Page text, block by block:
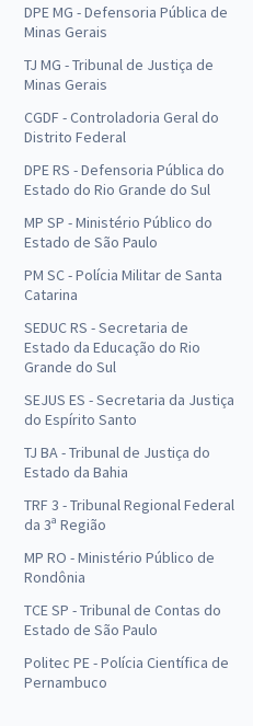
DPE MG - Defensoria Pública de
Minas Gerais
TJ MG - Tribunal de Justiça de
Minas Gerais
CGDF - Controladoria Geral do
Distrito Federal
DPE RS - Defensoria Pública do
Estado do Rio Grande do Sul
MP SP - Ministério Público do
Estado de São Paulo
PM SC - Polícia Militar de Santa
Catarina
SEDUC RS - Secretaria de
Estado da Educação do Rio
Grande do Sul
SEJUS ES - Secretaria da Justiça
do Espírito Santo
TJ BA - Tribunal de Justiça do
Estado da Bahia
TRF 3 - Tribunal Regional Federal
da 3ª Região
MP RO - Ministério Público de
Rondônia
TCE SP - Tribunal de Contas do
Estado de São Paulo
Politec PE - Polícia Científica de
Pernambuco